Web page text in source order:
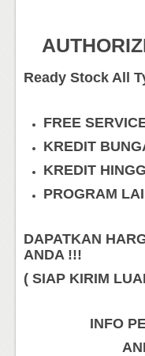
Ready Stock All
FREE
KREDIT
KREDIT
PROGRAM
DAPATKAN
ANDA !!!
( SIAP KIRIM
INFO